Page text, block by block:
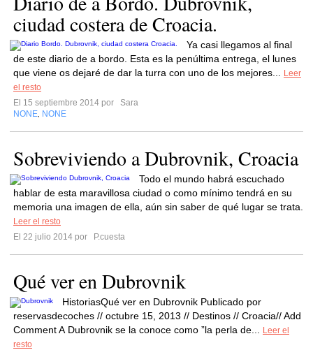
ciudad costera de Croacia.
Ya casi llegamos al final
de este diario de a bordo. Esta es la penúltima entrega, el lunes
que viene os dejaré de dar la turra con uno de los mejores...
Leer
el resto
El 15 septiembre 2014 por
Sara
NONE NONE
Sobreviviendo a Dubrovnik, Croacia
Todo el mundo habrá escuchado
hablar de esta maravillosa ciudad o como mínimo tendrá en su
memoria una imagen de ella, aún sin saber de qué lugar se trata.
Leer el resto
El 22 julio 2014 por
P.cuesta
Qué ver en Dubrovnik
HistoriasQué ver en Dubrovnik Publicado por
reservasdecoches // octubre 15, 2013 // Destinos // Croacia// Add
Comment A Dubrovnik se la conoce como ”la perla de...
Leer el
resto